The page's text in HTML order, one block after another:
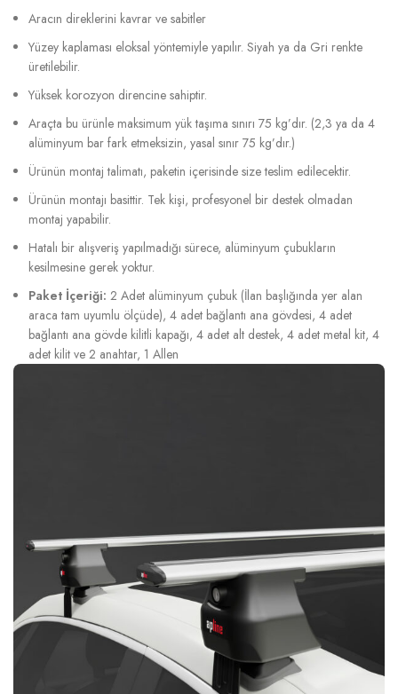
Aracın direklerini kavrar ve sabitler
Yüzey kaplaması eloksal yöntemiyle yapılır. Siyah ya da Gri renkte
üretilebilir.
Yüksek korozyon direncine sahiptir.
Araçta bu ürünle maksimum yük taşıma sınırı 75 kg’dır. (2,3 ya da 4
alüminyum bar fark etmeksizin, yasal sınır 75 kg’dır.)
Ürünün montaj talimatı, paketin içerisinde size teslim edilecektir.
Ürünün montajı basittir. Tek kişi, profesyonel bir destek olmadan
montaj yapabilir.
Hatalı bir alışveriş yapılmadığı sürece, alüminyum çubukların
kesilmesine gerek yoktur.
Paket İçeriği: 2 Adet alüminyum çubuk (İlan başlığında yer alan
araca tam uyumlu ölçüde), 4 adet bağlantı ana gövdesi, 4 adet
bağlantı ana gövde kilitli kapağı, 4 adet alt destek, 4 adet metal kit, 4
adet kilit ve 2 anahtar, 1 Allen